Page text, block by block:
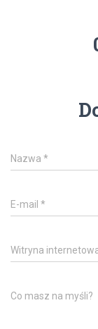
Nazwa *
E-mail *
Witryna
Co masz na myśli?